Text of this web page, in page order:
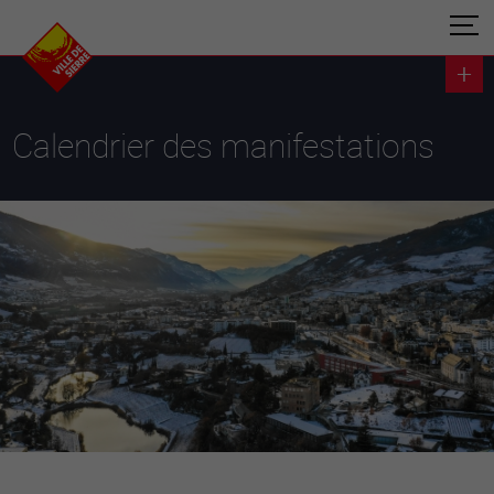
Calendrier des manifestations